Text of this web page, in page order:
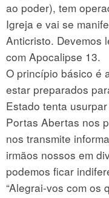
ao poder), tem
Igreja e vai se
Anticristo. Devemos
com Apocalipse 13.
O princípio básico é
estar preparados
Estado tenta
Portas Abertas nos
nos transmite
irmãos nossos em
podemos ficar
“Alegrai-vos com os